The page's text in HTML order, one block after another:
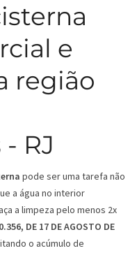
e
região
RJ
pode ser uma tarefa não
a água no interior
a limpeza pelo menos 2x
DE 17 DE AGOSTO DE
o acúmulo de